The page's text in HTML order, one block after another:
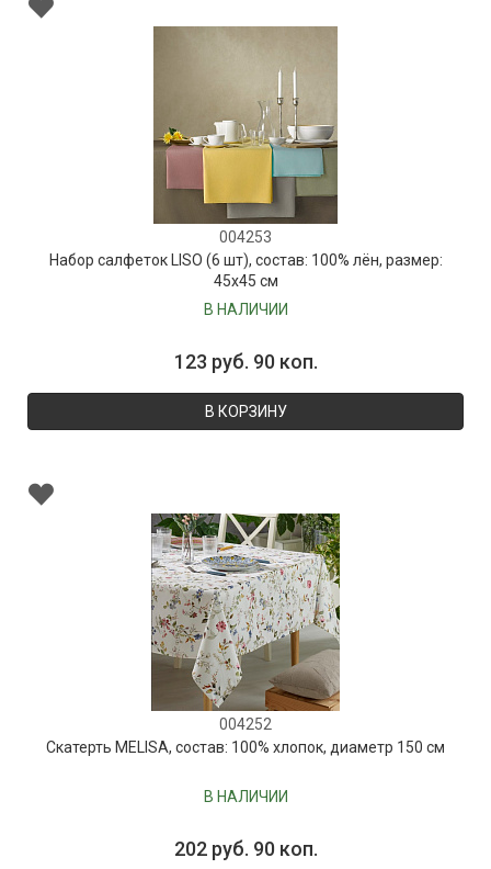
004253
Набор салфеток LISO (6 шт), состав: 100% лён, размер:
45х45 см
В НАЛИЧИИ
123 руб. 90 коп.
В КОРЗИНУ
004252
Скатерть MELISA, состав: 100% хлопок, диаметр 150 см
В НАЛИЧИИ
202 руб. 90 коп.